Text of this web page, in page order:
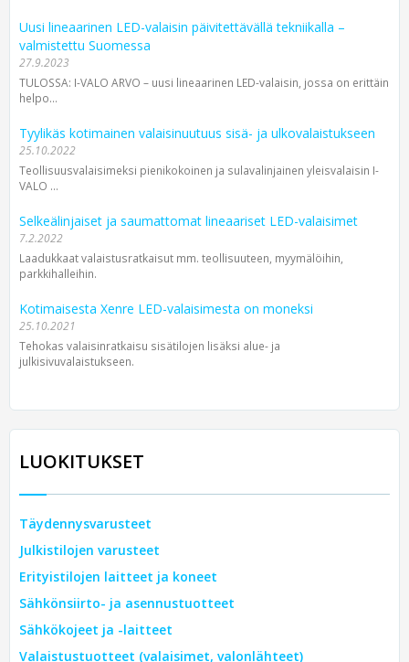
Uusi lineaarinen LED-valaisin päivitettävällä tekniikalla –
valmistettu Suomessa
27.9.2023
TULOSSA: I-VALO ARVO – uusi lineaarinen LED-valaisin, jossa on erittäin
helpo...
Tyylikäs kotimainen valaisinuutuus sisä- ja ulkovalaistukseen
25.10.2022
Teollisuusvalaisimeksi pienikokoinen ja sulavalinjainen yleisvalaisin I-
VALO ...
Selkeälinjaiset ja saumattomat lineaariset LED-valaisimet
7.2.2022
Laadukkaat valaistusratkaisut mm. teollisuuteen, myymälöihin,
parkkihalleihin.
Kotimaisesta Xenre LED-valaisimesta on moneksi
25.10.2021
Tehokas valaisinratkaisu sisätilojen lisäksi alue- ja
julkisivuvalaistukseen.
LUOKITUKSET
Täydennysvarusteet
Julkistilojen varusteet
Erityistilojen laitteet ja koneet
Sähkönsiirto- ja asennustuotteet
Sähkökojeet ja -laitteet
Valaistustuotteet (valaisimet, valonlähteet)